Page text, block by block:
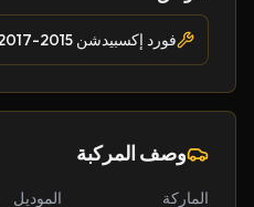
فورد إكسبيدشن 2015-2017
وصف المركبة
الماركة الموديل